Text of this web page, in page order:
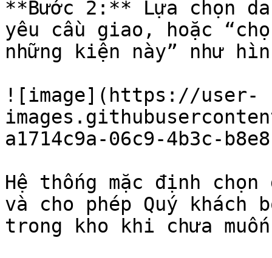
**Bước 2:** Lựa chọn
yêu cầu giao, hoặc
những kiện này” như
![image](https://user-
a1714c9a-06c9-4b3c-
Hệ thống mặc định
và cho phép Quý khách
trong kho khi chưa